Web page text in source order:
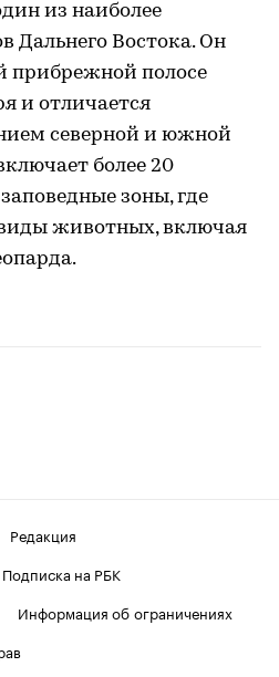
из наиболее
Дальнего Востока. Он
прибрежной полосе
и отличается
северной и южной
более 20
зоны, где
животных, включая
Редакция
Подписка на РБК
Информация об ограничениях